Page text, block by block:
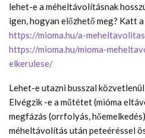
lehet-e a méheltávolításnak
igen, hogyan előzhető meg? Katt
https://mioma.hu/a-
https://mioma.hu/mioma-
elkerulese/
Lehet-e utazni busszal
Elvégzik -e a műtétet (mióma
megfázás (orrfolyás,
méheltávolítás után peteéréssel